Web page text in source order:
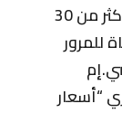
وتظهر بيانات ملاحية من رفينيتيف أن أكثر من 30
للمرور
“أسعار